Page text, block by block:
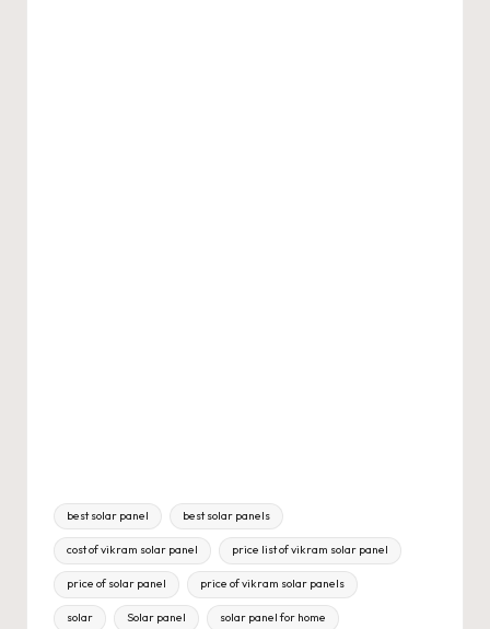
Tags:
best solar panel best solar panels
cost of vikram solar panel price list of vikram solar panel
price of solar panel price of vikram solar panels
solar Solar panel solar panel for home